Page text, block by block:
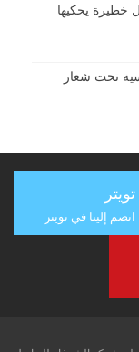
خطيرة يحكيها
تحت شعار
تويتر
انضم إلينا في تويتر